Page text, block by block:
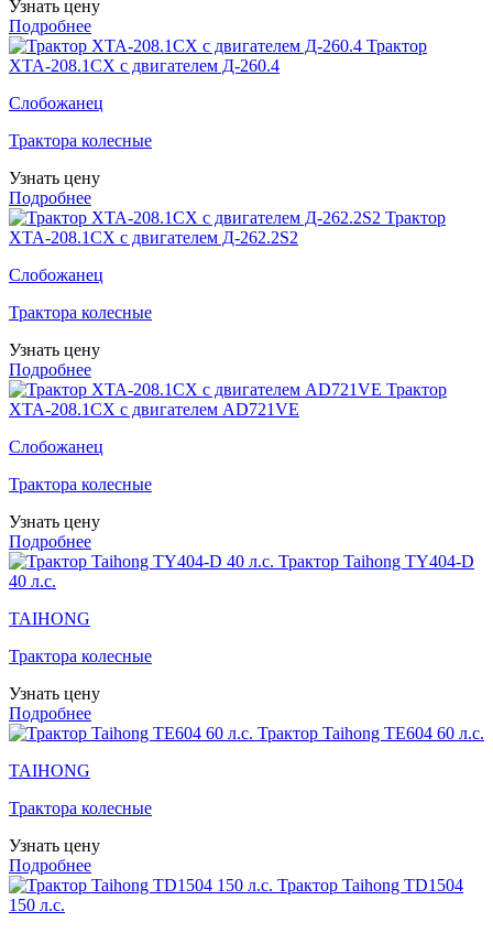
Узнать цену
Подробнее
Трактор
ХТА-208.1СХ с двигателем Д-260.4
Слобожанец
Трактора колесные
Узнать цену
Подробнее
Трактор
ХТА-208.1СХ с двигателем Д-262.2S2
Слобожанец
Трактора колесные
Узнать цену
Подробнее
Трактор
ХТА-208.1СХ с двигателем AD721VE
Слобожанец
Трактора колесные
Узнать цену
Подробнее
Трактор Taihong TY404-D
40 л.с.
TAIHONG
Трактора колесные
Узнать цену
Подробнее
Трактор Taihong TE604 60 л.с.
TAIHONG
Трактора колесные
Узнать цену
Подробнее
Трактор Taihong TD1504
150 л.с.